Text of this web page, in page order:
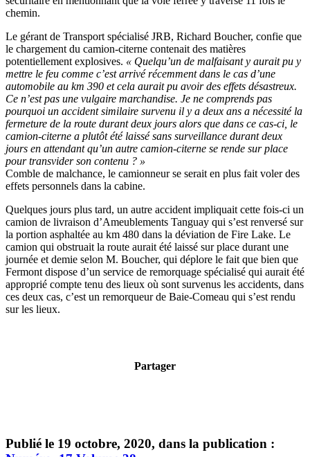
chemin.
Le gérant de Transport spécialisé JRB, Richard Boucher, confie que
le chargement du camion-citerne contenait des matières
potentiellement explosives. « Quelqu’un de malfaisant y aurait pu y
mettre le feu comme c’est arrivé récemment dans le cas d’une
automobile au km 390 et cela aurait pu avoir des effets désastreux.
Ce n’est pas une vulgaire marchandise. Je ne comprends pas
pourquoi un accident similaire survenu il y a deux ans a nécessité la
fermeture de la route durant deux jours alors que dans ce cas-ci, le
camion-citerne a plutôt été laissé sans surveillance durant deux
jours en attendant qu’un autre camion-citerne se rende sur place
pour transvider son contenu ? »
Comble de malchance, le camionneur se serait en plus fait voler des
effets personnels dans la cabine.
Quelques jours plus tard, un autre accident impliquait cette fois-ci un
camion de livraison d’Ameublements Tanguay qui s’est renversé sur
la portion asphaltée au km 480 dans la déviation de Fire Lake. Le
camion qui obstruait la route aurait été laissé sur place durant une
journée et demie selon M. Boucher, qui déplore le fait que bien que
Fermont dispose d’un service de remorquage spécialisé qui aurait été
approprié compte tenu des lieux où sont survenus les accidents, dans
ces deux cas, c’est un remorqueur de Baie-Comeau qui s’est rendu
sur les lieux.
Partager
Publié le 19 octobre, 2020, dans la publication :